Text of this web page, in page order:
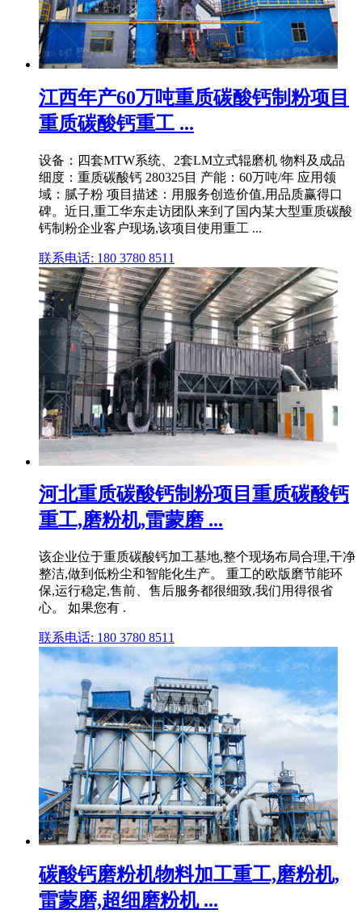
江西年产60万吨重质碳酸钙制粉项目
重质碳酸钙重工 ...
设备：四套MTW系统、2套LM立式辊磨机 物料及成品
细度：重质碳酸钙 280325目 产能：60万吨/年 应用领
域：腻子粉 项目描述：用服务创造价值,用品质赢得口
碑。近日,重工华东走访团队来到了国内某大型重质碳酸
钙制粉企业客户现场,该项目使用重工 ...
联系电话: 180 3780 8511
河北重质碳酸钙制粉项目重质碳酸钙
重工,磨粉机,雷蒙磨 ...
该企业位于重质碳酸钙加工基地,整个现场布局合理,干净
整洁,做到低粉尘和智能化生产。 重工的欧版磨节能环
保,运行稳定,售前、售后服务都很细致,我们用得很省
心。 如果您有 .
联系电话: 180 3780 8511
碳酸钙磨粉机物料加工重工,磨粉机,
雷蒙磨,超细磨粉机 ...